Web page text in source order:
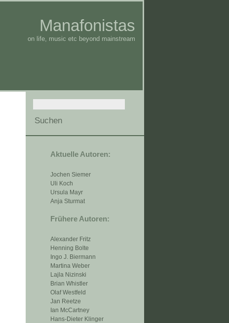
Manafonistas
on life, music etc beyond mainstream
Aktuelle Autoren:
Jochen Siemer
Uli Koch
Ursula Mayr
Anja Sturmat
Frühere Autoren:
Alexander Fritz
Henning Bolte
Ingo J. Biermann
Martina Weber
Lajla Nizinski
Brian Whistler
Olaf Westfeld
Jan Reetze
Ian McCartney
Hans-Dieter Klinger